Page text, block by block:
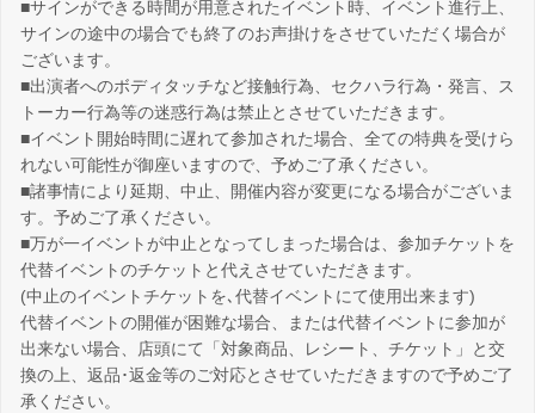
■サインができる時間が用意されたイベント時、イベント進行上、
サインの途中の場合でも終了のお声掛けをさせていただく場合が
ございます。
■出演者へのボディタッチなど接触行為、セクハラ行為・発言、ス
トーカー行為等の迷惑行為は禁止とさせていただきます。
■イベント開始時間に遅れて参加された場合、全ての特典を受けら
れない可能性が御座いますので、予めご了承ください。
■諸事情により延期、中止、開催内容が変更になる場合がございま
す。予めご了承ください。
■万が一イベントが中止となってしまった場合は、参加チケットを
代替イベントのチケットと代えさせていただきます。
(中止のイベントチケットを､代替イベントにて使用出来ます)
代替イベントの開催が困難な場合、または代替イベントに参加が
出来ない場合、店頭にて「対象商品、レシート、チケット」と交
換の上、返品･返金等のご対応とさせていただきますので予めご了
承ください。